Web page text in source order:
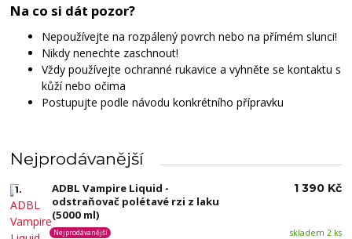
Na co si dát pozor?
Nepoužívejte na rozpálený povrch nebo na přímém slunci!
Nikdy nenechte zaschnout!
Vždy používejte ochranné rukavice a vyhněte se kontaktu s
kůží nebo očima
Postupujte podle návodu konkrétního přípravku
Nejprodávanější
1.
ADBL Vampire Liquid -
odstraňovač polétavé rzi z laku
(5000 ml)
skladem 2 ks
Nejprodávanější
1 390 Kč